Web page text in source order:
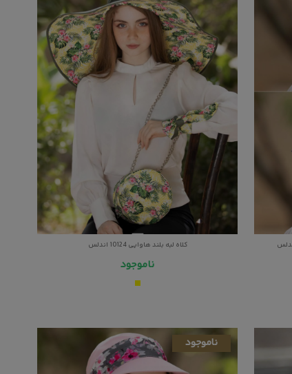
کلاه لبه بلند هاوایی 10124 اندلس
ناموجود
ناموجود